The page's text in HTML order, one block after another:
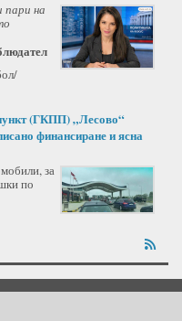
пари на
(ГКПП) „Лесово“
финансиране и ясна
за
по